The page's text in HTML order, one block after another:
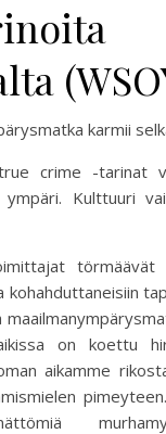
karmii
crime -tarinat
ympäri. Kulttuuri
törmäävät
on koettu
aikamme